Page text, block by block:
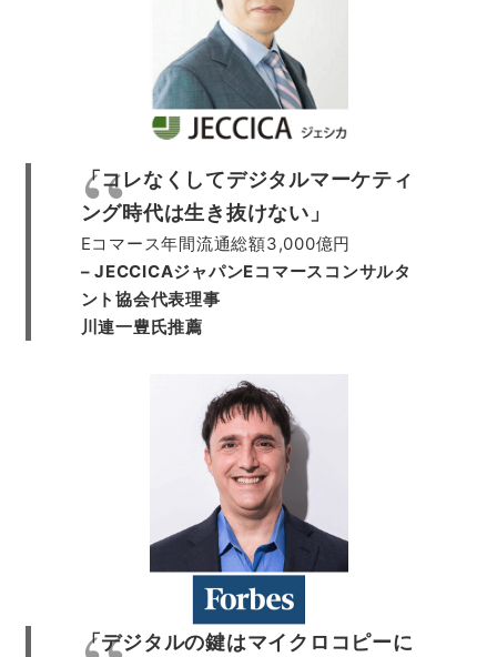
「コレなくしてデジタルマーケティ
ング時代は生き抜けない」
Eコマース年間流通総額3,000億円
– JECCICAジャパンEコマースコンサルタ
ント協会代表理事
川連一豊氏推薦
「デジタルの鍵はマイクロコピーに